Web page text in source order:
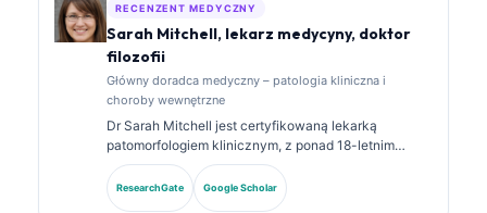
RECENZENT MEDYCZNY
Sarah Mitchell, lekarz medycyny, doktor
filozofii
Główny doradca medyczny – patologia kliniczna i
choroby wewnętrzne
Dr Sarah Mitchell jest certyfikowaną lekarką
patomorfologiem klinicznym, z ponad 18-letnim
doświadczeniem w medycynie laboratoryjnej i
analizie diagnostycznej. Posiada specjalistyczne
certyfikaty z chemii klinicznej i opublikowała
ResearchGate Google Scholar